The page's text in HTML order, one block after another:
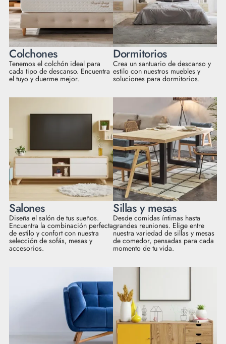
Colchones
Tenemos el colchón ideal para
cada tipo de descanso. Encuentra
el tuyo y duerme mejor.
Dormitorios
Crea un santuario de descanso y
estilo con nuestros muebles y
soluciones para dormitorios.
Salones
Diseña el salón de tus sueños.
Encuentra la combinación perfecta
de estilo y confort con nuestra
selección de sofás, mesas y
accesorios.
Sillas y mesas
Desde comidas íntimas hasta
grandes reuniones. Elige entre
nuestra variedad de sillas y mesas
de comedor, pensadas para cada
momento de tu vida.